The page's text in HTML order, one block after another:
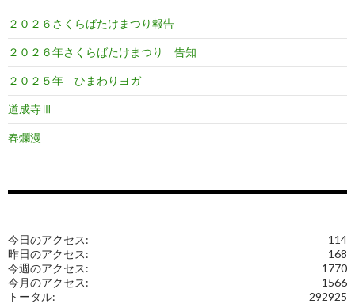
２０２６さくらばたけまつり報告
２０２６年さくらばたけまつり 告知
２０２５年 ひまわりヨガ
道成寺Ⅲ
春爛漫
114
今日のアクセス:
168
昨日のアクセス:
1770
今週のアクセス:
1566
今月のアクセス:
292925
トータル: